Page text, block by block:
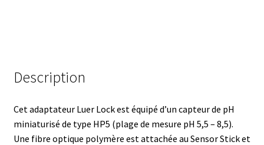
Bain-marie et thermostat
Description
Cet adaptateur Luer Lock est équipé d’un capteur de pH
miniaturisé de type HP5 (plage de mesure pH 5,5 – 8,5).
Une fibre optique polymère est attachée au Sensor Stick et